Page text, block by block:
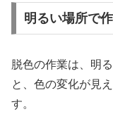
明るい場所で
脱色の作業は、明
と、色の変化が見
す。